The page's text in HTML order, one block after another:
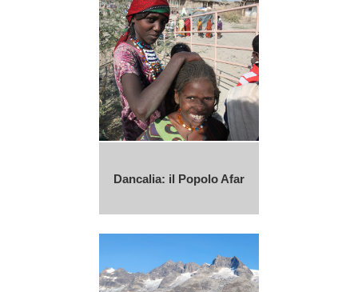
Dancalia: il Popolo Afar